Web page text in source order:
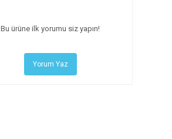
Bu ürüne ilk yorumu siz yapın!
Yorum Yaz